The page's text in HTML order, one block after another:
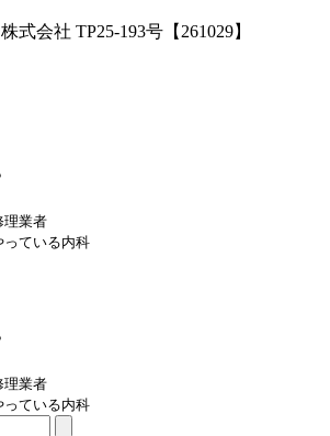
式会社 TP25-193号【261029】
理業者
っている内科
理業者
っている内科